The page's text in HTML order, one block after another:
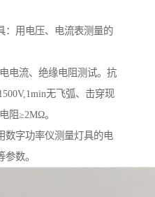
：用电压、电流表测量的
电流、绝缘电阻测试。抗
无飞弧、击穿现
阻≥2MΩ。
数字功率仪测量灯具的电
数。